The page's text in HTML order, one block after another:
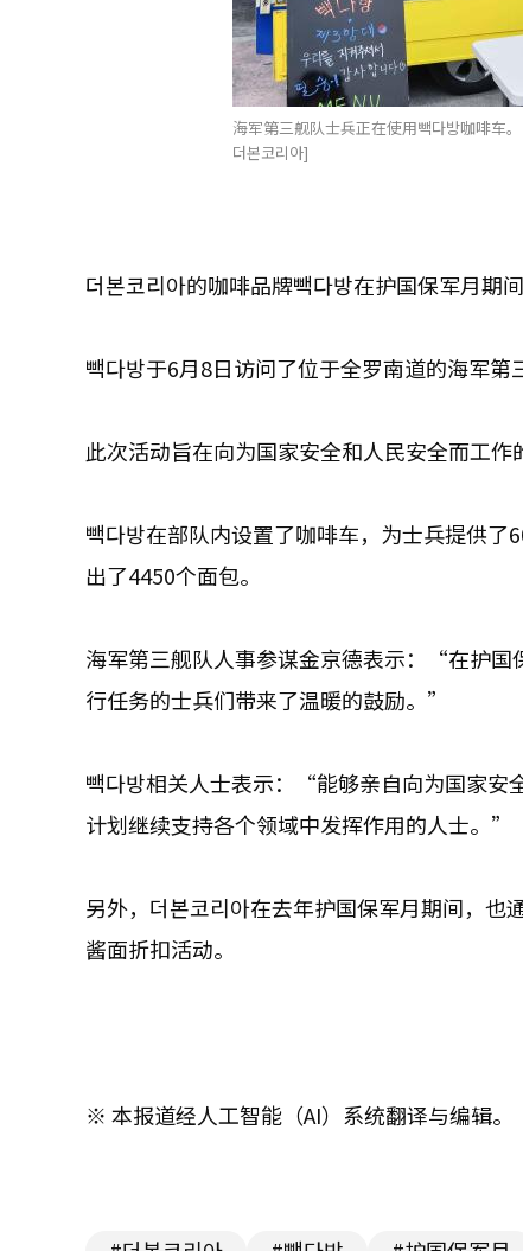
海军第三舰队士兵正在使用빽다방咖啡车
더본코리아]
더본코리아的咖啡品牌빽다방在护国保军月期
빽다방于6月8日访问了位于全罗南道的海军
此次活动旨在向为国家安全和人民安全而工作
빽다방在部队内设置了咖啡车，为士兵提供
出了4450个面包。
海军第三舰队人事参谋金京德表示：“在护国
行任务的士兵们带来了温暖的鼓励。”
빽다방相关人士表示：“能够亲自向为国家安
计划继续支持各个领域中发挥作用的人士。”
另外，더본코리아在去年护国保军月期间，
酱面折扣活动。
※ 本报道经人工智能（AI）系统翻译与编辑。